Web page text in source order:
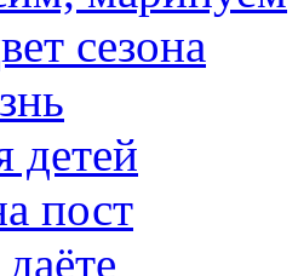
сезона
детей
пост